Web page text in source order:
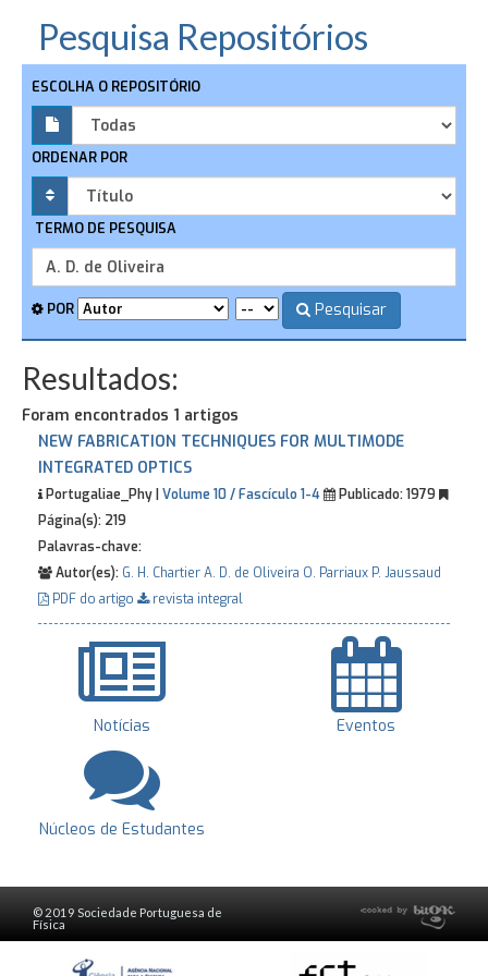
Pesquisa Repositórios
ESCOLHA O REPOSITÓRIO
ORDENAR POR
TERMO DE PESQUISA
POR Pesquisar
Resultados:
Foram encontrados 1 artigos
NEW FABRICATION TECHNIQUES FOR MULTIMODE
INTEGRATED OPTICS
Portugaliae_Phy | Volume 10 / Fascículo 1-4 Publicado:1979
Página(s): 219
Palavras-chave:
Autor(es): G. H. ChartierA. D. de Oliveira O. Parriaux P. Jaussaud
PDF do artigo
revista integral
Notícias Eventos
Núcleos de Estudantes
© 2019 Sociedade Portuguesa de
Física